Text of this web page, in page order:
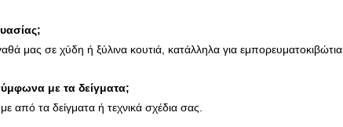
μας σε χύδη ή ξύλινα κουτιά, κατάλληλα για εμπορευματοκιβώτια.
με τα δείγματα;
τα δείγματα ή τεχνικά σχέδια σας.